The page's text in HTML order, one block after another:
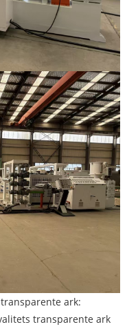
ark:
transparente ark